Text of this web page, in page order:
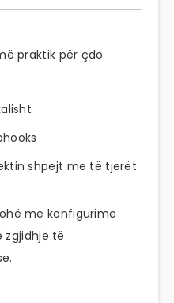
praktik për çdo
shpejt me të tjerët
me konfigurime
zgjidhje të